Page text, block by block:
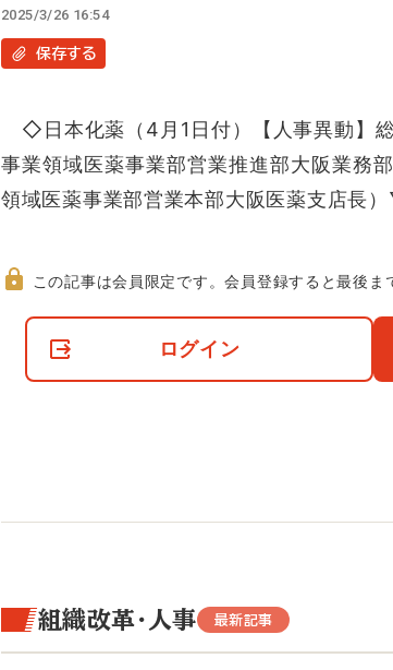
2025/3/26 16:54
保存する
◇日本化薬（4月1日付）【人事異動】
事業領域医薬事業部営業推進部大阪業務
領域医薬事業部営業本部大阪医薬支店長
て
この記事は会員限定です。会員登録すると最後ま
ログイン
組織改革・人事 最新記事